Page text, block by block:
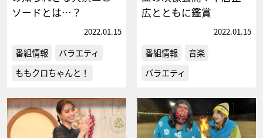
ソードとは…？
2022.01.15
番組情報
バラエティ
ももクロちゃんと！
広とともに鑑賞
2022.01.15
番組情報
音楽
バラエティ